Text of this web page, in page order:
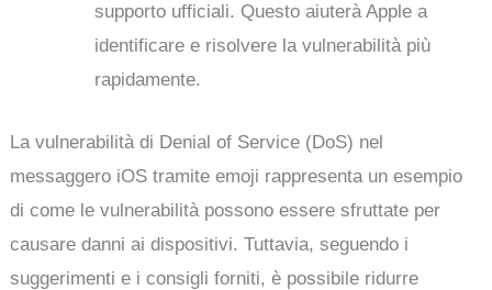
supporto ufficiali. Questo aiuterà Apple a
identificare e risolvere la vulnerabilità più
rapidamente.
La vulnerabilità di Denial of Service (DoS) nel
messaggero iOS tramite emoji rappresenta un esempio
di come le vulnerabilità possono essere sfruttate per
causare danni ai dispositivi. Tuttavia, seguendo i
suggerimenti e i consigli forniti, è possibile ridurre